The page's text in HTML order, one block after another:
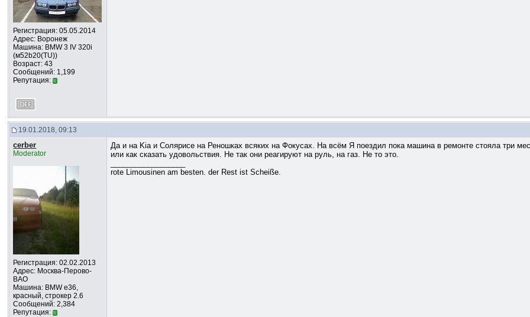
Регистрация: 05.05.2014
Адрес: Воронеж
Машина: BMW 3 IV 320i
(м52b20(TU))
Возраст: 43
Сообщений: 1,199
Репутация:
19.01.2018, 09:13
cerber
Moderator
Регистрация: 02.02.2013
Адрес: Москва-Перово-
ВАО
Машина: BMW e36,
красный, строкер 2.6
Сообщений: 2,384
Репутация:
Да и на Kia и Солярисе на Реношках всяких на Фокусах. На всём Я поездил пока машина в ремонте стояла три
или как сказать удовольствия. Не так они реагируют на руль, на газ. Не то это.
rote Limousinen am besten. der Rest ist Scheiße.